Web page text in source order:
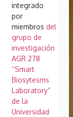
integrado
por
miembrosdel
grupo de
investigación
AGR 278
“Smart
Biosytesms
Laboratory”
de la
Universidad